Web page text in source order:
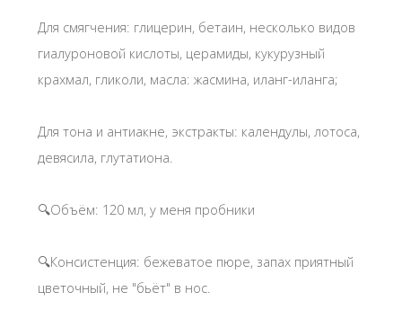
Для смягчения: глицерин, бетаин, несколько видов
гиалуроновой кислоты, церамиды, кукурузный
крахмал, гликоли, масла: жасмина, иланг-иланга;
Для тона и антиакне, экстракты: календулы, лотоса,
девясила, глутатиона.
🔍Объём: 120 мл, у меня пробники
🔍Консистенция: бежеватое пюре, запах приятный
цветочный, не "бьёт" в нос.